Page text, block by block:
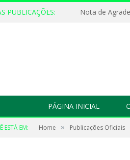
PUBLICAÇÕES: Nota de
PÁGINA INICIAL
ESTÁ EM: Home » Publicações Oficiais